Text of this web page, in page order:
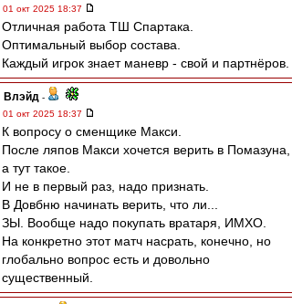
01 окт 2025 18:37
Отличная работа ТШ Спартака.
Оптимальный выбор состава.
Каждый игрок знает маневр - свой и партнёров.
Влэйд -
01 окт 2025 18:37
К вопросу о сменщике Макси.
После ляпов Макси хочется верить в Помазуна,
а тут такое.
И не в первый раз, надо признать.
В Довбню начинать верить, что ли...
ЗЫ. Вообще надо покупать вратаря, ИМХО.
На конкретно этот матч насрать, конечно, но
глобально вопрос есть и довольно
существенный.